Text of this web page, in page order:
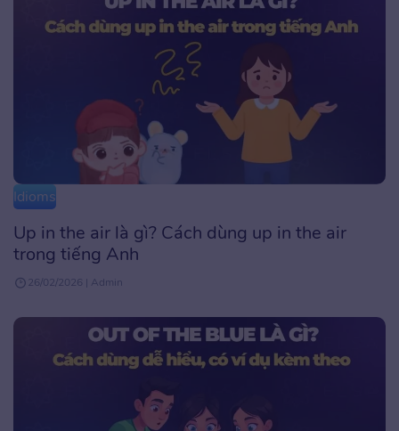
Idioms
Up in the air là gì? Cách dùng up in the air
trong tiếng Anh
26/02/2026 | Admin